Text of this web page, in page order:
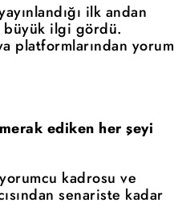
ilk andan
büyük ilgi gördü.
platformlarından yorum
ediken her şeyi
kadrosu ve
senariste kadar